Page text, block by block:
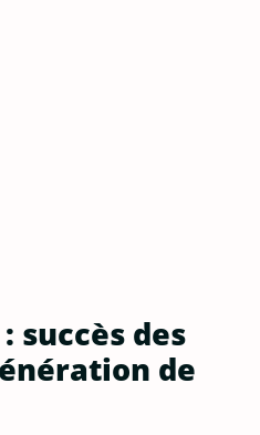
succès des
de